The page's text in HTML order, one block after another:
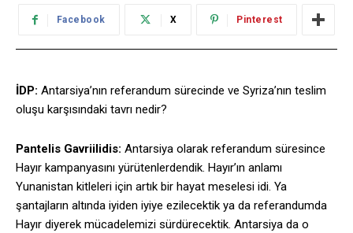
Facebook X Pinterest
İDP: Antarsiya’nın referandum sürecinde ve Syriza’nın teslim
oluşu karşısındaki tavrı nedir?
Pantelis Gavriilidis: Antarsiya olarak referandum süresince
Hayır kampanyasını yürütenlerdendik. Hayır’ın anlamı
Yunanistan kitleleri için artık bir hayat meselesi idi. Ya
şantajların altında iyiden iyiye ezilecektik ya da referandumda
Hayır diyerek mücadelemizi sürdürecektik. Antarsiya da o